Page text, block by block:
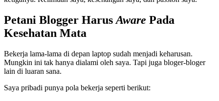
Petani Blogger Harus Aware Pada
Kesehatan Mata
Bekerja lama-lama di depan laptop sudah menjadi keharusan.
Mungkin ini tak hanya dialami oleh saya. Tapi juga bloger-bloger
lain di luaran sana.
Saya pribadi punya pola bekerja seperti berikut: